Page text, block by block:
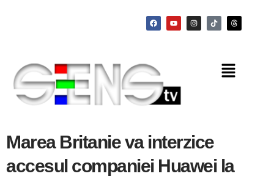
Marea Britanie va interzice
accesul companiei Huawei la